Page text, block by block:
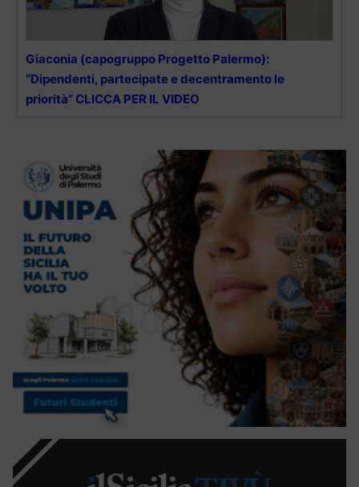
Giaconia (capogruppo Progetto Palermo):
“Dipendenti, partecipate e decentramento le
priorità” CLICCA PER IL VIDEO